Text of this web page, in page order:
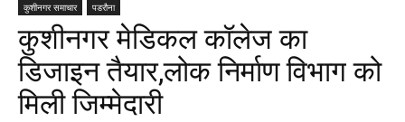
कुशीनगर समाचार पडरौना
कुशीनगर मेडिकल कॉलेज का
डिजाइन तैयार,लोक निर्माण विभाग को
मिली जिम्मेदारी